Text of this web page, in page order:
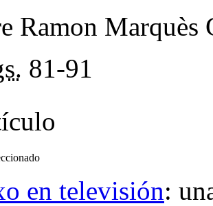
Ramon Marquès
81-91
en televisión: